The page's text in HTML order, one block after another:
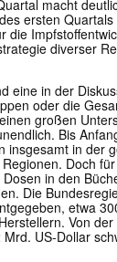
macht
ersten
die
diverser
eine in der
oder die
großen
Bis
insgesamt in der
Doch
in den
Die
etwa
Von
US-Dollar